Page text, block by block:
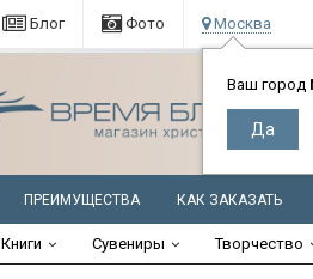
Блог Фото Москва
Ваш город
ПРЕИМУЩЕСТВА КАК ЗАКАЗАТЬ
Книги Сувениры Творчество